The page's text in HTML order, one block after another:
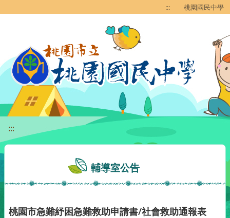
::: 桃園國民中學
:::
輔導室公告
桃園市急難紓困急難救助申請書/社會救助通報表